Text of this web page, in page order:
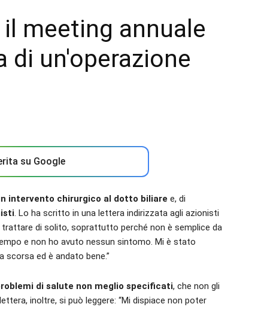
meeting annuale
di un'operazione
su Google
intervento chirurgico al dotto biliare e, di
. Lo ha scritto in una lettera indirizzata agli azionisti
di solito, soprattutto perché non è semplice da
e non ho avuto nessun sintomo. Mi è stato
ed è andato bene.”
di salute non meglio specificati, che non gli
inoltre, si può leggere: “Mi dispiace non poter